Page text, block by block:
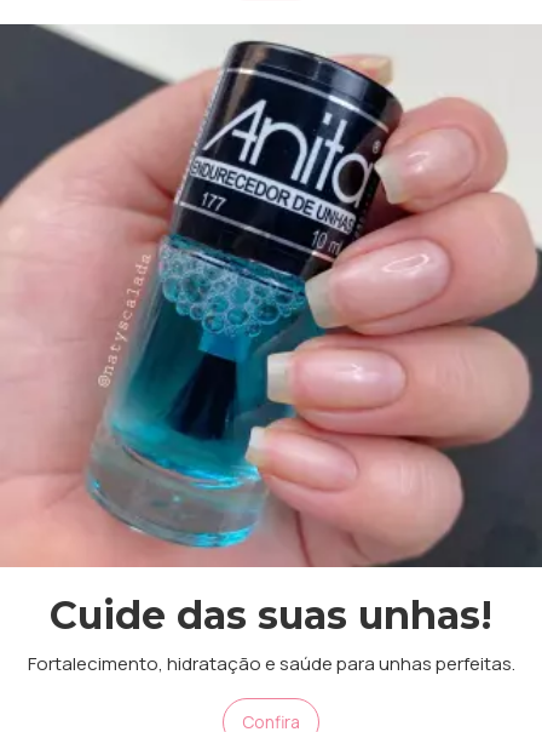
Cuide das suas unhas!
Fortalecimento, hidratação e saúde para unhas perfeitas.
Confira